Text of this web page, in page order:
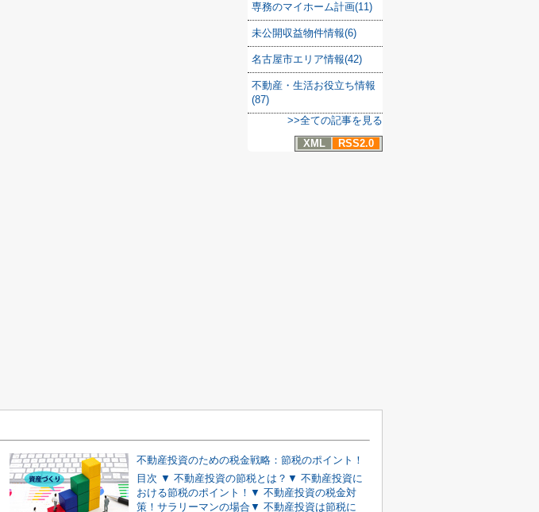
専務のマイホーム計画(11)
未公開収益物件情報(6)
名古屋市エリア情報(42)
不動産・生活お役立ち情報
(87)
>>全ての記事を見る
XML
RSS2.0
不動産投資のための税金戦略：節税のポイント！
目次 ▼ 不動産投資の節税とは？▼ 不動産投資に
おける節税のポイント！▼ 不動産投資の税金対
策！サラリーマンの場合▼ 不動産投資は節税に